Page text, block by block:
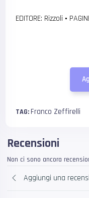
EDITORE: Rizzoli •
TAG:Franco Zeffirelli
Recensioni
Non ci sono ancora
Aggiungi una